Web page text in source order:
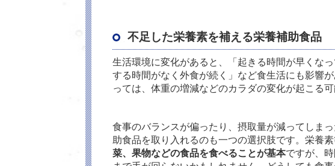
不足した栄養素を補える栄養補助食品
生活環境に変化があると、「起きる時間が早くな
する時間がなく外食が続く」など食生活にも影響
っては、体重の増減などのカラダの変化が起こる可
食事のバランスが偏ったり、摂取量が減ってしま
助食品を取り入れるのも一つの選択肢です。栄養素
菜、果物などの食品を食べることが基本ですが、